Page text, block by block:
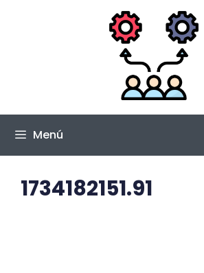
Menú
1734182151.91